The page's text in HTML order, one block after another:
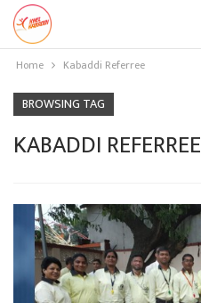
Home Kabaddi Referree
BROWSING TAG
KABADDI REFERREE